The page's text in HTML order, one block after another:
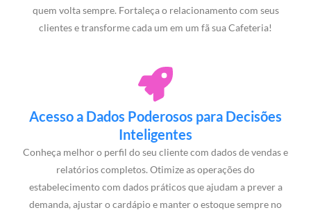
quem volta sempre. Fortaleça o relacionamento com seus
clientes e transforme cada um em um fã sua Cafeteria!
Acesso a Dados Poderosos para Decisões
Inteligentes
Conheça melhor o perfil do seu cliente com dados de vendas e
relatórios completos. Otimize as operações do
estabelecimento com dados práticos que ajudam a prever a
demanda, ajustar o cardápio e manter o estoque sempre no